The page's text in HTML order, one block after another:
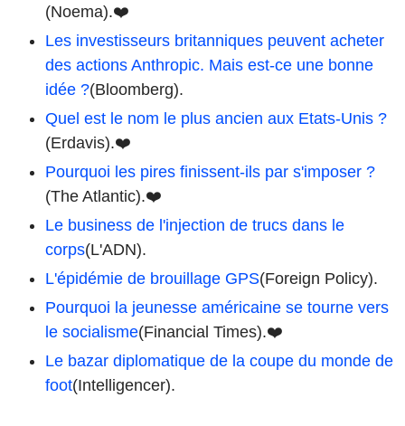
(Noema).❤️
Les investisseurs britanniques peuvent acheter
des actions Anthropic. Mais est-ce une bonne
idée ?(Bloomberg).
Quel est le nom le plus ancien aux Etats-Unis ?
(Erdavis).❤️
Pourquoi les pires finissent-ils par s'imposer ?
(The Atlantic).❤️
Le business de l'injection de trucs dans le
corps(L'ADN).
L'épidémie de brouillage GPS(Foreign Policy).
Pourquoi la jeunesse américaine se tourne vers
le socialisme(Financial Times).❤️
Le bazar diplomatique de la coupe du monde de
foot(Intelligencer).